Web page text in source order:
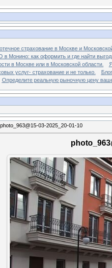
страхование в Москве и
Монино: как оформить и где найти
в Москве или в Московской области.
услуг- страхование и не только.
Блог
Определите реальную рыночную цену
photo_963@15-03-2025_20-01-10